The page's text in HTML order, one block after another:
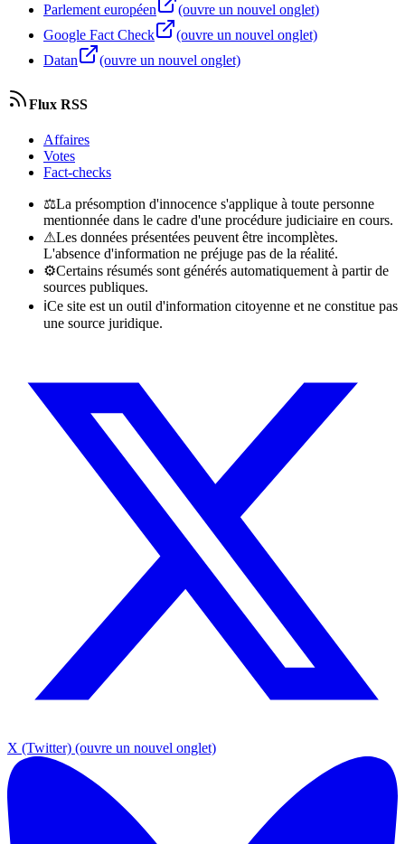
Parlement européen
(ouvre un nouvel onglet)
Google Fact Check
(ouvre un nouvel onglet)
Datan
(ouvre un nouvel onglet)
Flux RSS
Affaires
Votes
Fact-checks
⚖La présomption d'innocence s'applique à toute personne
mentionnée dans le cadre d'une procédure judiciaire en cours.
⚠Les données présentées peuvent être incomplètes.
L'absence d'information ne préjuge pas de la réalité.
⚙Certains résumés sont générés automatiquement à partir de
sources publiques.
ℹCe site est un outil d'information citoyenne et ne constitue pas
une source juridique.
X (Twitter) (ouvre un nouvel onglet)